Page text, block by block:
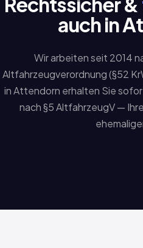
auch in
Wir arbeiten seit 2014
Altfahrzeugverordnung (§52
in Attendorn erhalten Sie
nach §5 AltfahrzeugV —